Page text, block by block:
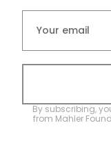
By subscribing,
from Mahler